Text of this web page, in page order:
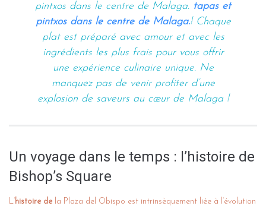
pintxos dans le centre de Malaga. tapas et
pintxos dans le centre de Malaga.! Chaque
plat est préparé avec amour et avec les
ingrédients les plus frais pour vous offrir
une expérience culinaire unique. Ne
manquez pas de venir profiter d’une
explosion de saveurs au cœur de Malaga !
Un voyage dans le temps : l’histoire de
Bishop’s Square
L’histoire dela Plaza del Obispo est intrinsèquement liée à l’évolution